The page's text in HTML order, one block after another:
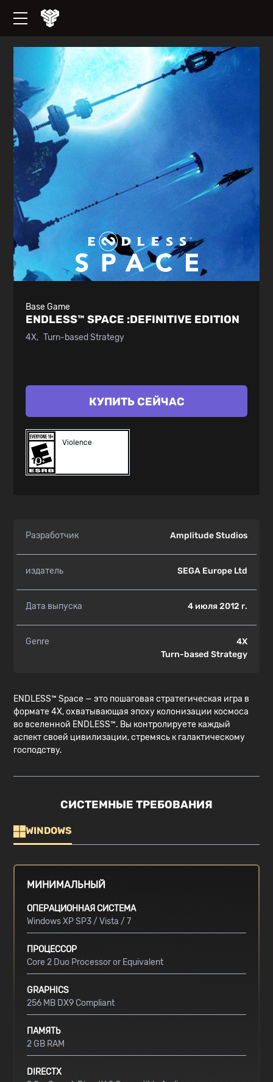
Base Game
ENDLESS™ SPACE :DEFINITIVE EDITION
4X Turn-based Strategy
КУПИТЬ СЕЙЧАС
Violence
Разработчик Amplitude Studios
издатель SEGA Europe Ltd
Дата выпуска 4 июля 2012 г.
Genre
4X
Turn-based Strategy
ENDLESS™ Space — это пошаговая стратегическая игра в
формате 4X, охватывающая эпоху колонизации космоса
во вселенной ENDLESS™. Вы контролируете каждый
аспект своей цивилизации, стремясь к галактическому
господству.
СИСТЕМНЫЕ ТРЕБОВАНИЯ
WINDOWS
МИНИМАЛЬНЫЙ
ОПЕРАЦИОННАЯ СИСТЕМА
Windows XP SP3 / Vista / 7
ПРОЦЕССОР
Core 2 Duo Processor or Equivalent
GRAPHICS
256 MB DX9 Compliant
ПАМЯТЬ
2 GB RAM
DIRECTX